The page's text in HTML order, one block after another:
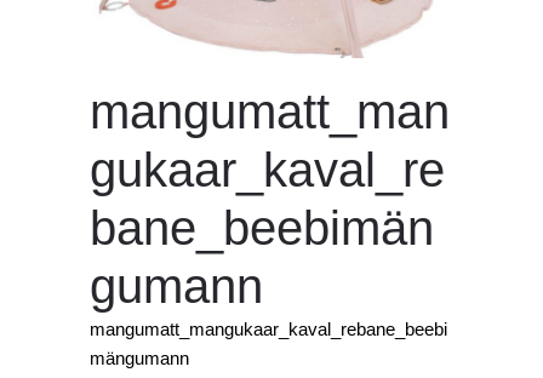
mangumatt_man
gukaar_kaval_re
bane_beebimän
gumann
mangumatt_mangukaar_kaval_rebane_beebi
mängumann